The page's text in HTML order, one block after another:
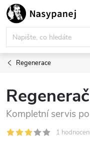
Přejít
na
obsah
Regenerace
Kompletní servis
1